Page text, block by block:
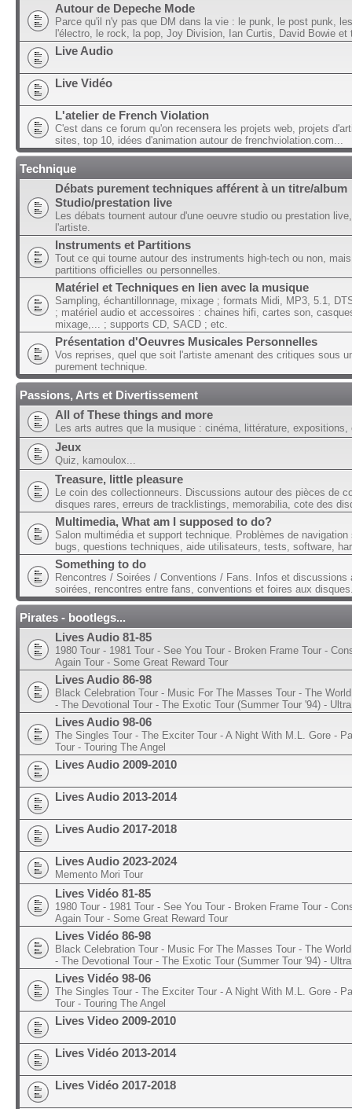
Autour de Depeche Mode
Parce qu'il n'y pas que DM dans la vie : le punk, le post punk,
l'électro, le rock, la pop, Joy Division, Ian Curtis, David Bowie et
Live Audio
Live Vidéo
L'atelier de French Violation
C'est dans ce forum qu'on recensera les projets web, projets
sites, top 10, idées d'animation autour de frenchviolation.com...
Technique
Débats purement techniques afférent à un titre/album
Studio/prestation live
Les débats tournent autour d'une oeuvre studio ou prestation
l'artiste.
Instruments et Partitions
Tout ce qui tourne autour des instruments high-tech ou non,
partitions officielles ou personnelles.
Matériel et Techniques en lien avec la musique
Sampling, échantillonnage, mixage ; formats Midi, MP3, 5.1,
; matériel audio et accessoires : chaines hifi, cartes son,
mixage,... ; supports CD, SACD ; etc.
Présentation d'Oeuvres Musicales Personnelles
Vos reprises, quel que soit l'artiste amenant des critiques sous
purement technique.
Passions, Arts et Divertissement
All of These things and more
Les arts autres que la musique : cinéma, littérature, expositions,
Jeux
Quiz, kamoulox...
Treasure, little pleasure
Le coin des collectionneurs. Discussions autour des pièces de
disques rares, erreurs de tracklistings, memorabilia, cote des
Multimedia, What am I supposed to do?
Salon multimédia et support technique. Problèmes de navigation
bugs, questions techniques, aide utilisateurs, tests, software,
Something to do
Rencontres / Soirées / Conventions / Fans. Infos et discussions
soirées, rencontres entre fans, conventions et foires aux
Pirates - bootlegs...
Lives Audio 81-85
1980 Tour - 1981 Tour - See You Tour - Broken Frame Tour -
Again Tour - Some Great Reward Tour
Lives Audio 86-98
Black Celebration Tour - Music For The Masses Tour - The
- The Devotional Tour - The Exotic Tour (Summer Tour '94) -
Lives Audio 98-06
The Singles Tour - The Exciter Tour - A Night With M.L. Gore -
Tour - Touring The Angel
Lives Audio 2009-2010
Lives Audio 2013-2014
Lives Audio 2017-2018
Lives Audio 2023-2024
Memento Mori Tour
Lives Vidéo 81-85
1980 Tour - 1981 Tour - See You Tour - Broken Frame Tour -
Again Tour - Some Great Reward Tour
Lives Vidéo 86-98
Black Celebration Tour - Music For The Masses Tour - The
- The Devotional Tour - The Exotic Tour (Summer Tour '94) -
Lives Vidéo 98-06
The Singles Tour - The Exciter Tour - A Night With M.L. Gore -
Tour - Touring The Angel
Lives Video 2009-2010
Lives Vidéo 2013-2014
Lives Vidéo 2017-2018